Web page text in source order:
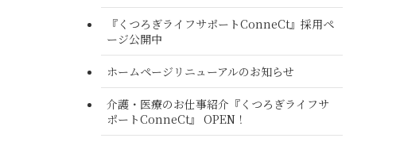
『くつろぎライフサポートConneCt』採用ペ
ージ公開中
ホームページリニューアルのお知らせ
介護・医療のお仕事紹介『くつろぎライフサ
ポートConneCt』 OPEN！